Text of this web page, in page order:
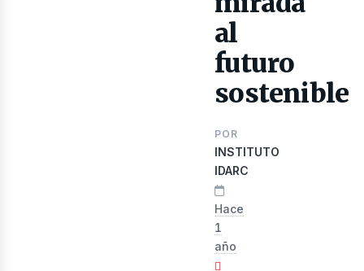
al
futuro
sostenible
POR
INSTITUTO
IDARC
Hace
1
año